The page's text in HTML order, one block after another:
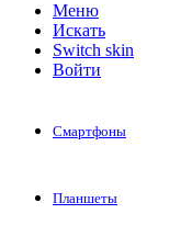
Меню
Искать
Switch skin
Войти
Смартфоны
Планшеты